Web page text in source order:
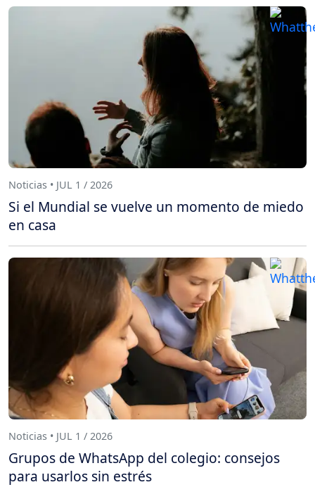
Noticias • JUL 1 / 2026
Si el Mundial se vuelve un momento de miedo
en casa
Noticias • JUL 1 / 2026
Grupos de WhatsApp del colegio: consejos
para usarlos sin estrés